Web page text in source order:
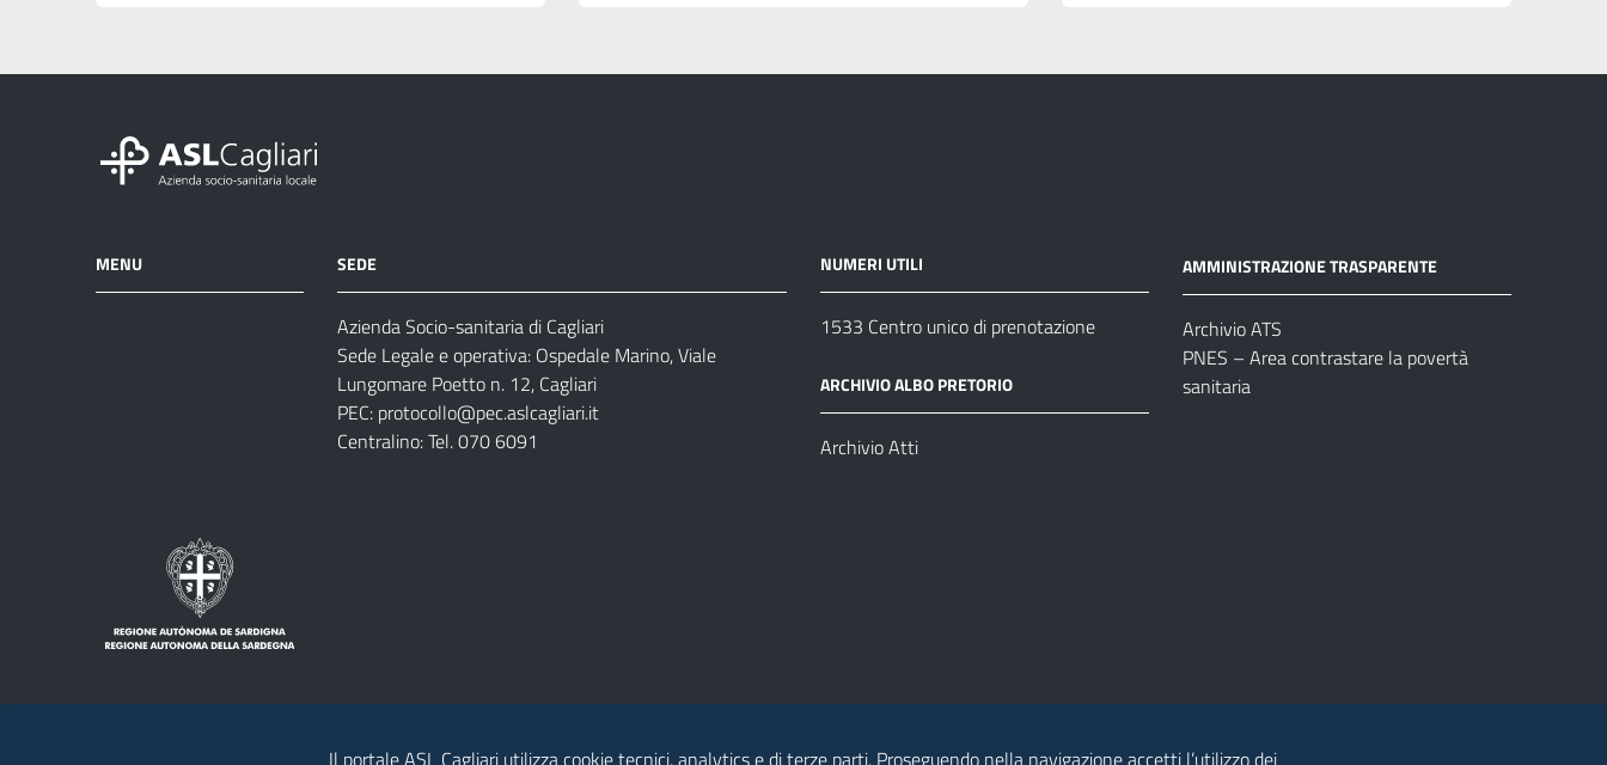
MENU SEDE
Azienda Socio-sanitaria di Cagliari
Sede Legale e operativa: Ospedale Marino, Viale
Lungomare Poetto n. 12, Cagliari
PEC: protocollo@pec.aslcagliari.it
Centralino: Tel. 070 6091
NUMERI UTILI
1533 Centro unico di prenotazione
ARCHIVIO ALBO PRETORIO
Archivio Atti
AMMINISTRAZIONE TRASPARENTE
Archivio ATS
PNES – Area contrastare la povertà
sanitaria
Il portale ASL Cagliari utilizza cookie tecnici, analytics e di terze parti. Proseguendo nella navigazione accetti l’utilizzo dei